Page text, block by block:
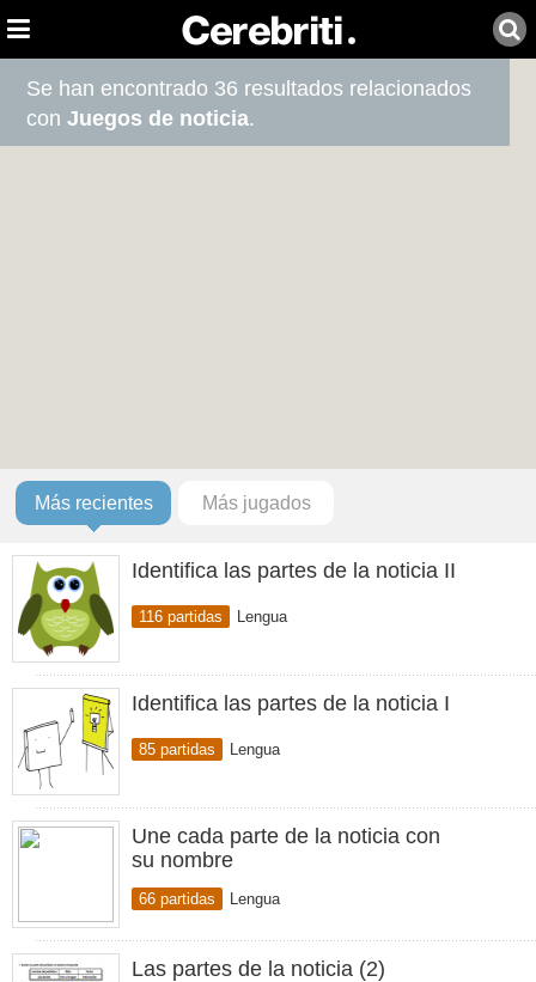
Se han encontrado 36 resultados relacionados
conJuegos de noticia.
Más recientes Más jugados
Identifica las partes de la noticia II
116 partidas Lengua
Identifica las partes de la noticia I
85 partidas Lengua
Une cada parte de la noticia con
su nombre
66 partidas Lengua
Las partes de la noticia (2)